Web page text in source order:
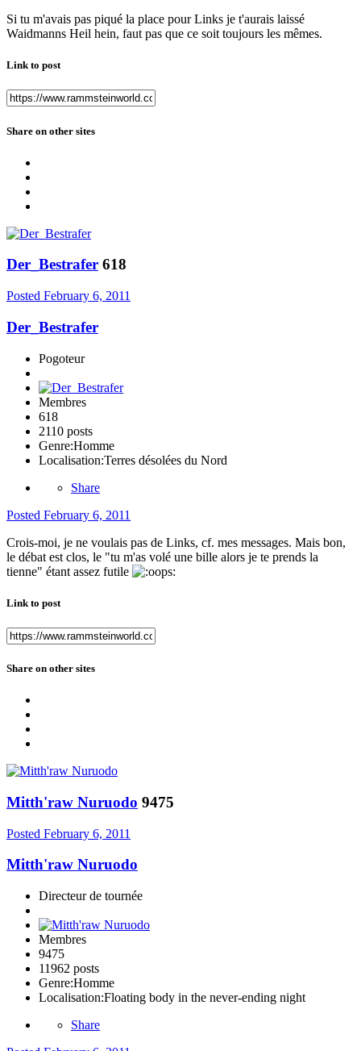
Si tu m'avais pas piqué la place pour Links je t'aurais laissé
Waidmanns Heil hein, faut pas que ce soit toujours les mêmes.
Link to post
Share on other sites
Der_Bestrafer 618
Posted February 6, 2011
Der_Bestrafer
Pogoteur
Membres
618
2110 posts
Genre:Homme
Localisation:Terres désolées du Nord
Share
Posted February 6, 2011
Crois-moi, je ne voulais pas de Links, cf. mes messages. Mais bon,
le débat est clos, le "tu m'as volé une bille alors je te prends la
tienne" étant assez futile
Link to post
Share on other sites
Mitth'raw Nuruodo 9475
Posted February 6, 2011
Mitth'raw Nuruodo
Directeur de tournée
Membres
9475
11962 posts
Genre:Homme
Localisation:Floating body in the never-ending night
Share